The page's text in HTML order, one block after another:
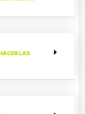
LAS